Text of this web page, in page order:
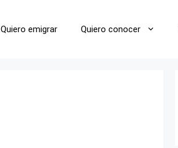
Quiero emigrar Quiero conocer